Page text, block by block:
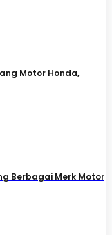
Motor Honda,
Berbagai Merk Motor